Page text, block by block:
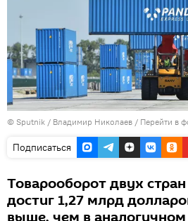
© Sputnik / Владимир Николаев / Перейти в
Подписаться
Товарооборот двух
достиг 1,27 млрд